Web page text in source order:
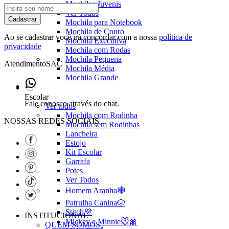
Mochilas Juvenis
Ver Todos
Mochila para Notebook
Mochila de Couro
Mochila Executiva
Mochila com Rodas
Mochila Pequena
Mochila Média
Mochila Grande
Escolar
Ver todos
Mochila com Rodinha
Mochila sem Rodinhas
Lancheira
Estojo
Kit Escolar
Garrafa
Potes
Ver Todos
Homem Aranha🕸️
Patrulha Canina🐶
Stitch💜
Mickey e Minnie🐭🎀
Cadastrar
Ao se cadastrar você irá concordar com a nossa política de
privacidade
AtendimentoSAC
Fale conosco através do chat.
NOSSAS REDES SOCIAIS
INSTITUCIONAL
QUEM SOMOS